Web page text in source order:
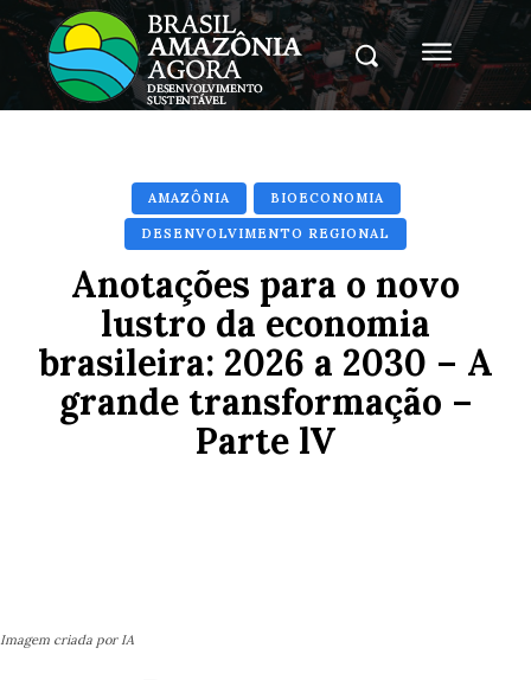
AMAZÔNIA BIOECONOMIA
DESENVOLVIMENTO REGIONAL
Anotações para o novo
lustro da economia
brasileira: 2026 a 2030 – A
grande transformação –
Parte lV
Imagem criada por IA